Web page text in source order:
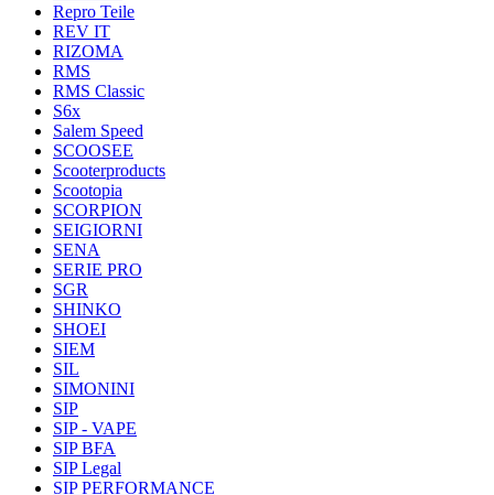
Repro Teile
REV IT
RIZOMA
RMS
RMS Classic
S6x
Salem Speed
SCOOSEE
Scooterproducts
Scootopia
SCORPION
SEIGIORNI
SENA
SERIE PRO
SGR
SHINKO
SHOEI
SIEM
SIL
SIMONINI
SIP
SIP - VAPE
SIP BFA
SIP Legal
SIP PERFORMANCE